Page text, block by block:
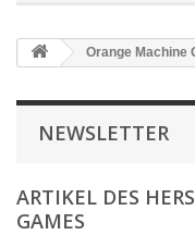
Orange Machine
NEWSLETTER
ARTIKEL DES
GAMES